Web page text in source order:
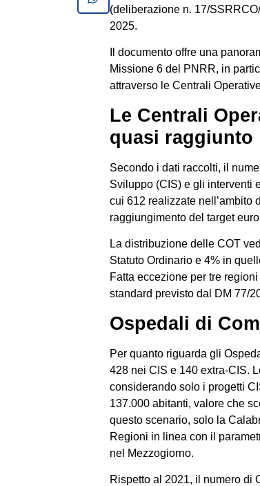
(deliberazione n. 17/
2025.
Il documento offre una
Missione 6 del PNRR, in
attraverso le Centrali
Le Centrali
quasi raggiunto
Secondo i dati raccolti, il
Sviluppo (CIS) e gli interventi
cui 612 realizzate nell’ambito
raggiungimento del target
La distribuzione delle COT
Statuto Ordinario e 4% in
Fatta eccezione per tre
standard previsto dal DM 77/
Ospedali di
Per quanto riguarda gli
428 nei CIS e 140 extra-CIS.
considerando solo i progetti
137.000 abitanti, valore che
questo scenario, solo la
Regioni in linea con il
nel Mezzogiorno.
Rispetto al 2021, il numero di